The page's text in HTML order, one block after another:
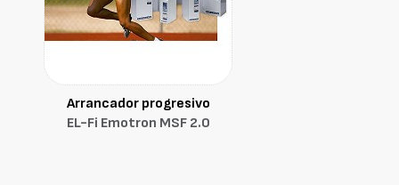
Arrancador progresivo
EL-Fi Emotron MSF 2.0